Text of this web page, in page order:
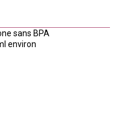
sans BPA
environ